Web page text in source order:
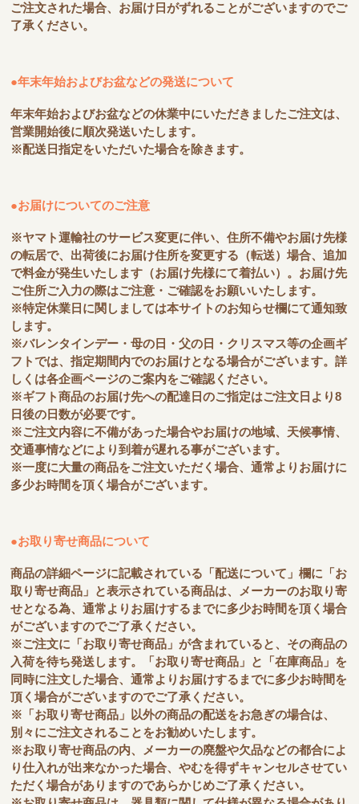
ご注文された場合、お届け日がずれることがございますのでご
了承ください。
●年末年始およびお盆などの発送について
年末年始およびお盆などの休業中にいただきましたご注文は、
営業開始後に順次発送いたします。
※配送日指定をいただいた場合を除きます。
●お届けについてのご注意
※ヤマト運輸社のサービス変更に伴い、住所不備やお届け先様
の転居で、出荷後にお届け住所を変更する（転送）場合、追加
で料金が発生いたします（お届け先様にて着払い）。お届け先
ご住所ご入力の際はご注意・ご確認をお願いいたします。
※特定休業日に関しましては本サイトのお知らせ欄にて通知致
します。
※バレンタインデー・母の日・父の日・クリスマス等の企画ギ
フトでは、指定期間内でのお届けとなる場合がございます。詳
しくは各企画ページのご案内をご確認ください。
※ギフト商品のお届け先への配達日のご指定はご注文日より8
日後の日数が必要です。
※ご注文内容に不備があった場合やお届けの地域、天候事情、
交通事情などにより到着が遅れる事がございます。
※一度に大量の商品をご注文いただく場合、通常よりお届けに
多少お時間を頂く場合がございます。
●お取り寄せ商品について
商品の詳細ページに記載されている「配送について」欄に「お
取り寄せ商品」と表示されている商品は、メーカーのお取り寄
せとなる為、通常よりお届けするまでに多少お時間を頂く場合
がございますのでご了承ください。
※ご注文に「お取り寄せ商品」が含まれていると、その商品の
入荷を待ち発送します。「お取り寄せ商品」と「在庫商品」を
同時に注文した場合、通常よりお届けするまでに多少お時間を
頂く場合がございますのでご了承ください。
※「お取り寄せ商品」以外の商品の配送をお急ぎの場合は、
別々にご注文されることをお勧めいたします。
※お取り寄せ商品の内、メーカーの廃盤や欠品などの都合によ
り仕入れが出来なかった場合、やむを得ずキャンセルさせてい
ただく場合がありますのであらかじめご了承ください。